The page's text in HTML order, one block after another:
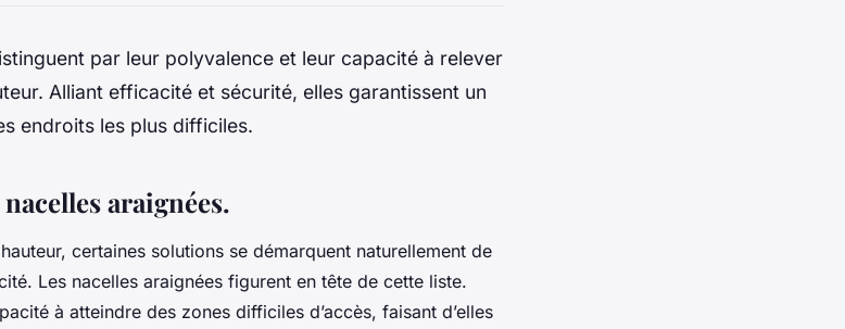
par leur polyvalence et leur capacité à relever
Alliant efficacité et sécurité, elles garantissent un
endroits les plus difficiles.
araignées.
certaines solutions se démarquent naturellement de
Les nacelles araignées figurent en tête de cette liste.
à atteindre des zones difficiles d’accès, faisant d’elles